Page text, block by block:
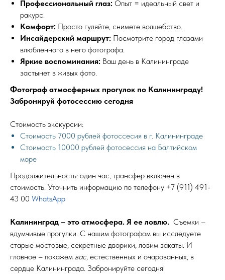
Профессиональный глаз: Опыт = идеальный свет и
ракурс.
Комфорт: Просто гуляйте, снимете волшебство.
Инсайдерский маршрут: Посмотрите город глазами
влюбленного в него фотографа.
Яркие воспоминания: Ваш день в Калининграде
застынет в живых фото.
Фотограф атмосферных прогулок по Калининграду!
Забронируй фотосессию сегодня
Стоимость экскурсии:
Стоимость 7000 рублей фотоссесия в г. Калининграде
Стоимость 10000 рублей фотосессия на Балтийском
море
Продолжительность: один час, трансфер включен в
стоимость. Уточнить информацию по телефону +7 (911) 491-
43 00 WhatsApp
Калининград – это атмосфера. Я ее ловлю. Съемки –
вдумчивые прогулки. С нашим фотографом вы исследуете
старые мостовые, секретные дворики, ловим закаты. И
главное – покажем вас, естественных и очарованных, в
сердце Калининграда. Забронируйте сегодня!